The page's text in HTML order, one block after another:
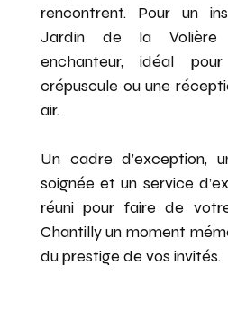
rencontrent. Pour un
Jardin de la
enchanteur, idéal
crépuscule ou une
air.
Un cadre d’exception,
soignée et un service
réuni pour faire de
Chantilly un moment
du prestige de vos invités.